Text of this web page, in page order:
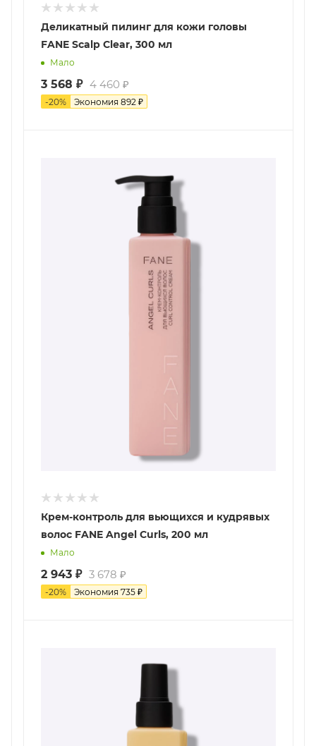
Деликатный пилинг для кожи головы
FANE Scalp Clear, 300 мл
Мало
3 568 ₽ 4 460 ₽
-20% Экономия 892 ₽
Крем-контроль для вьющихся и кудрявых
волос FANE Angel Curls, 200 мл
Мало
2 943 ₽ 3 678 ₽
-20% Экономия 735 ₽